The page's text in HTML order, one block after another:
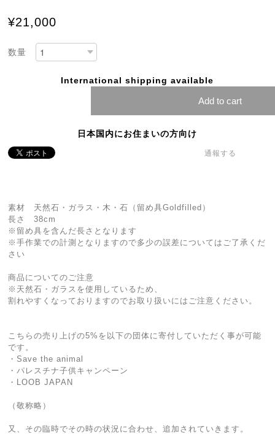
¥21,000
数量
International shipping available
Add to cart
日本国内にお住まいの方向け
通報する
素材 天然石・ガラス・木・石（留め具Goldfilled）
長さ 38cm
※留め具を含んだ長さとなります
※手作業での計測となりますので多少の誤差についてはご了承くだ
さい
商品についてのご注意
※天然石・ガラスを使用しているため、
割れやすくなっておりますのでお取り扱いにはご注意ください。
こちらの売り上げの5%を以下の団体に寄付していただく事が可能
です。
・Save the animal
・パレスチナ子供キャンペーン
・LOOB JAPAN
（敬称略）
又、その臨時でその時の状況に合わせ、追加されていきます。